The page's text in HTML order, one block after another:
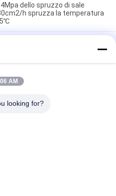
dello spruzzo di sale
h spruzza la temperatura
della foschia del sale di
48hours~1000hours
prova di 0.3mm~0.8mm
corrosione dello spruzzo di
AM
looking for?